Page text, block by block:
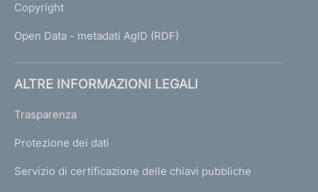
Copyright
Open Data - metadati AgID (RDF)
ALTRE INFORMAZIONI LEGALI
Trasparenza
Protezione dei dati
Servizio di certificazione delle chiavi pubbliche